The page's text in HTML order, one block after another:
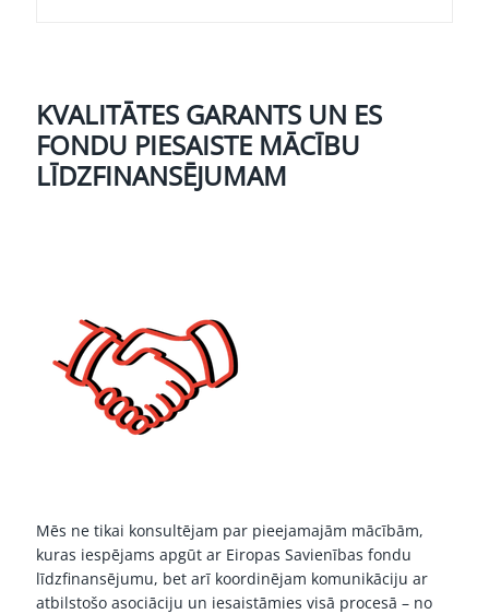
KVALITĀTES GARANTS UN ES
FONDU PIESAISTE MĀCĪBU
LĪDZFINANSĒJUMAM
Mēs ne tikai konsultējam par pieejamajām mācībām,
kuras iespējams apgūt ar Eiropas Savienības fondu
līdzfinansējumu, bet arī koordinējam komunikāciju ar
atbilstošo asociāciju un iesaistāmies visā procesā – no